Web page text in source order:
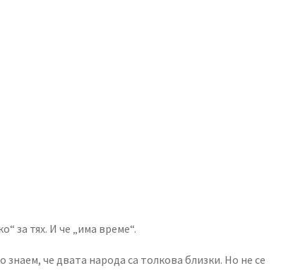
за тях. И че „има време“.
че двата народа са толкова близки. Но не се